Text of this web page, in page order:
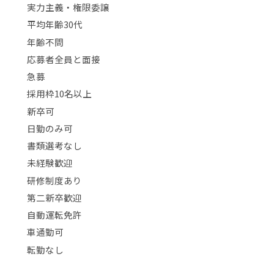
実力主義・権限委譲
平均年齢30代
年齢不問
応募者全員と面接
急募
採用枠10名以上
新卒可
日勤のみ可
書類選考なし
未経験歓迎
研修制度あり
第二新卒歓迎
自動運転免許
車通勤可
転勤なし